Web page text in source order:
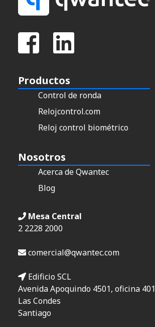
Productos
Control de ronda
Relojcontrol.com
Reloj control biométrico
Nosotros
Acerca de Qwantec
Blog
Mesa Central
2 2228 2000
comercial@qwantec.com
Edificio SCL
Avenida Apoquindo 4501, oficina 401
Las Condes
Santiago